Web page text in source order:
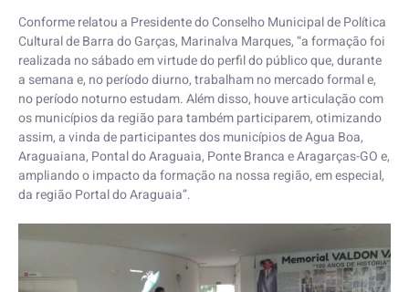
Conforme relatou a Presidente do Conselho Municipal de Política
Cultural de Barra do Garças, Marinalva Marques, “a formação foi
realizada no sábado em virtude do perfil do público que, durante
a semana e, no período diurno, trabalham no mercado formal e,
no período noturno estudam. Além disso, houve articulação com
os municípios da região para também participarem, otimizando
assim, a vinda de participantes dos municípios de Agua Boa,
Araguaiana, Pontal do Araguaia, Ponte Branca e Aragarças-GO e,
ampliando o impacto da formação na nossa região, em especial,
da região Portal do Araguaia”.